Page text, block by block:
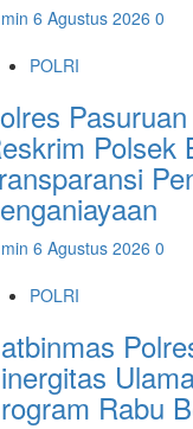
6 Agustus 2026 0
POLRI
Polsek
6 Agustus 2026 0
POLRI
Rabu